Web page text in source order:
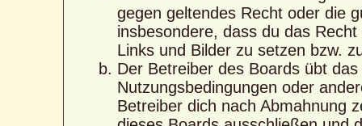
gegen geltendes Recht oder die
insbesondere, dass du das
Links und Bilder zu setzen bzw.
Der Betreiber des Boards übt
Nutzungsbedingungen oder
Betreiber dich nach Abmahnung